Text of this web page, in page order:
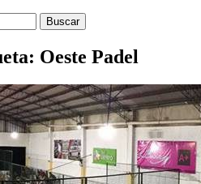
Oeste Padel